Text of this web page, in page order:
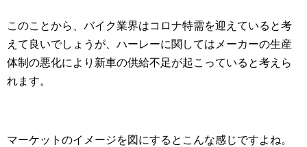
このことから、バイク業界はコロナ特需を迎えていると考
えて良いでしょうが、ハーレーに関してはメーカーの生産
体制の悪化により新車の供給不足が起こっていると考えら
れます。
マーケットのイメージを図にするとこんな感じですよね。